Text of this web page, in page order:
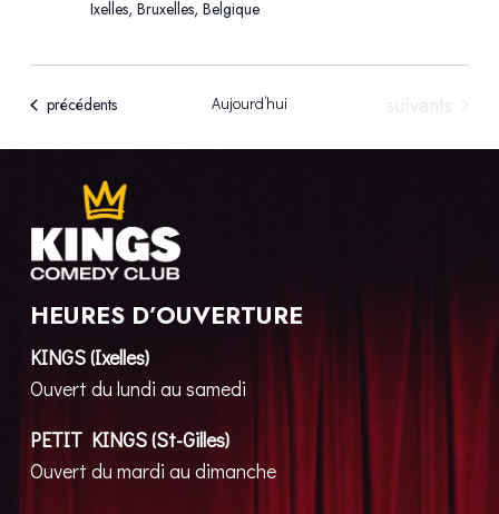
Ixelles, Bruxelles, Belgique
Évènements
précédents Aujourd’hui
HEURES D’OUVERTURE
KINGS (Ixelles)
Ouvert du lundi au samedi
PETIT KINGS (St-Gilles)
Ouvert du mardi au dimanche